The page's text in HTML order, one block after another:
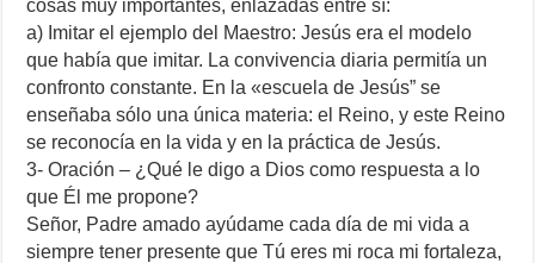
cosas muy importantes, enlazadas entre sí:
a) Imitar el ejemplo del Maestro: Jesús era el modelo
que había que imitar. La convivencia diaria permitía un
confronto constante. En la «escuela de Jesús” se
enseñaba sólo una única materia: el Reino, y este Reino
se reconocía en la vida y en la práctica de Jesús.
3- Oración – ¿Qué le digo a Dios como respuesta a lo
que Él me propone?
Señor, Padre amado ayúdame cada día de mi vida a
siempre tener presente que Tú eres mi roca mi fortaleza,